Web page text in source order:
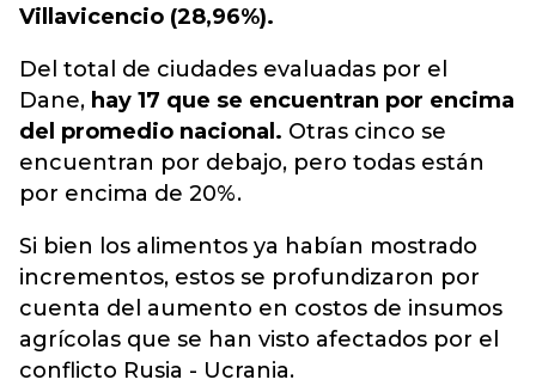
Villavicencio (28,96%).
Del total de ciudades evaluadas por el
Dane, hay 17 que se encuentran por encima
del promedio nacional. Otras cinco se
encuentran por debajo, pero todas están
por encima de 20%.
Si bien los alimentos ya habían mostrado
incrementos, estos se profundizaron por
cuenta del aumento en costos de insumos
agrícolas que se han visto afectados por el
conflicto Rusia - Ucrania.